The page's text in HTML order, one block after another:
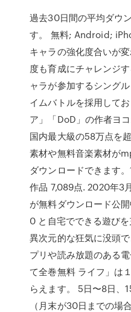
過去30日間の平均ダウ
す。 無料; Android;
キャラの強化度合いが
度も育成にチャレンジ
ャラが参加するシング
イムバトルを採用して
ア」「DoD」の作者ヨ
国内最大級の58万点を
素材や無料音楽素材が
ダウンロードできます
作品 7,089点. 2020年3
が無料ダウンロード公
0 と自宅でできる遊びを
異次元的な狂気に没頭
プリや読み放題のある
て全巻無料 ライフ」は
らえます。 5日〜8日、
（月末が30日までの場